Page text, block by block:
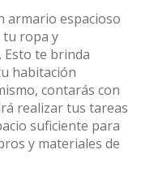
armario espacioso
ropa y
Esto te brinda
habitación
contarás con
realizar tus tareas
suficiente para
y materiales de